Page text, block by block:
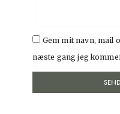
Gem mit navn, mail
næste gang jeg